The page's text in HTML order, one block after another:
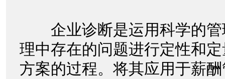
企业诊断是运用科学的管
理中存在的问题进行定性和
方案的过程。将其应用于薪